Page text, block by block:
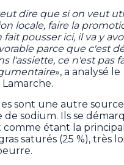
dire que si on veut
locale, faire la
pousser ici, il va y
parce que c'est
l'assiette, ce n'est pas
», a analysé le
sont une autre source
sodium. Ils se
étant la
saturés (25 %), très